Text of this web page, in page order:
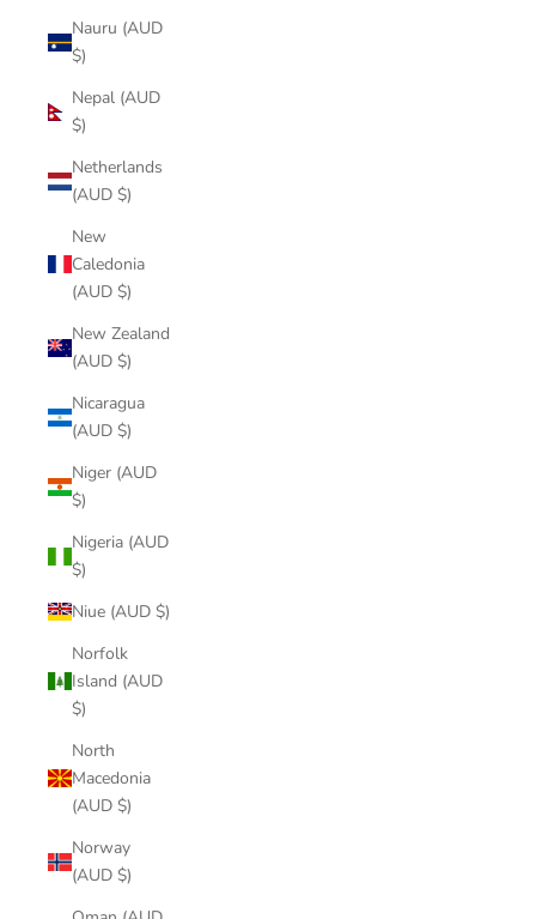
Nauru (AUD
$)
Nepal (AUD
$)
Netherlands
(AUD $)
New
Caledonia
(AUD $)
New Zealand
(AUD $)
Nicaragua
(AUD $)
Niger (AUD
$)
Nigeria (AUD
$)
Niue (AUD $)
Norfolk
Island (AUD
$)
North
Macedonia
(AUD $)
Norway
(AUD $)